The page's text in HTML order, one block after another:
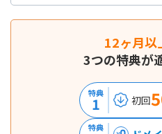
12ヶ月以
3つの特典が
特典
1 初回
特典